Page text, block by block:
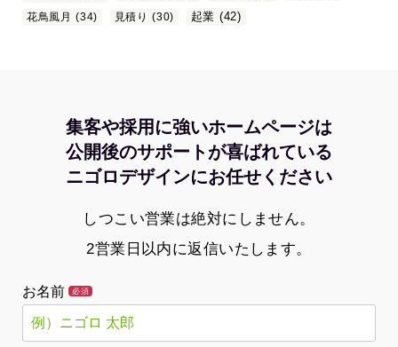
花鳥風月
(34) 見積り (30) 起業 (42)
集客や採用に強いホームページは
公開後のサポートが喜ばれている
ニゴロデザインにお任せください
しつこい営業は絶対にしません。
2営業日以内に返信いたします。
お名前 必須